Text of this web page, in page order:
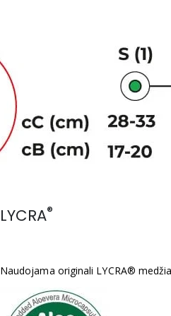
LYCRA®
Naudojama originali LYCRA®